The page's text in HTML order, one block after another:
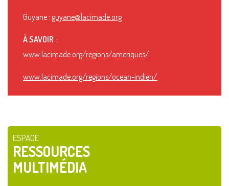
Guyane : guyane@lacimade.org
À SAVOIR :
www.lacimade.org/regions/ameriques/
www.lacimade.org/regions/ocean-indien/
ESPACE
RESSOURCES
MULTIMÉDIA